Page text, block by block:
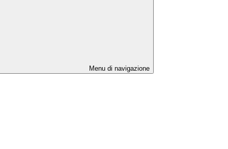
Menu di navigazione